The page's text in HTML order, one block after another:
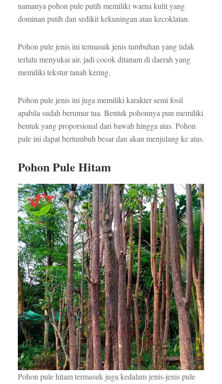
namanya pohon pule putih memiliki warna kulit yang
dominan putih dan sedikit kekuningan atau kecoklatan.
Pohon pule jenis ini termasuk jenis tumbuhan yang tidak
terlalu menyukai air, jadi cocok ditanam di daerah yang
memiliki tekstur tanah kering.
Pohon pule jenis ini juga memiliki karakter semi fosil
apabila sudah berumur tua. Bentuk pohonnya pun memiliki
bentuk yang proporsional dari bawah hingga atas. Pohon
pule ini dapat bertumbuh besar dan akan menjulang ke atas.
Pohon Pule Hitam
Pohon pule hitam termasuk juga kedalam jenis-jenis pule